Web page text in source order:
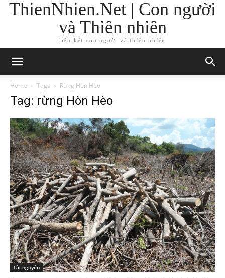
ThienNhien.Net | Con người
và Thiên nhiên
liên kết con người và thiên nhiên
Home Tags Rừng Hòn Hèo
Tag: rừng Hòn Hèo
Tài nguyên